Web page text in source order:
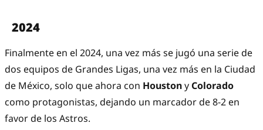
2024
Finalmente en el 2024, una vez más se jugó una serie de
dos equipos de Grandes Ligas, una vez más en la Ciudad
de México, solo que ahora con Houstony Colorado
como protagonistas, dejando un marcador de 8-2 en
favor de los Astros.